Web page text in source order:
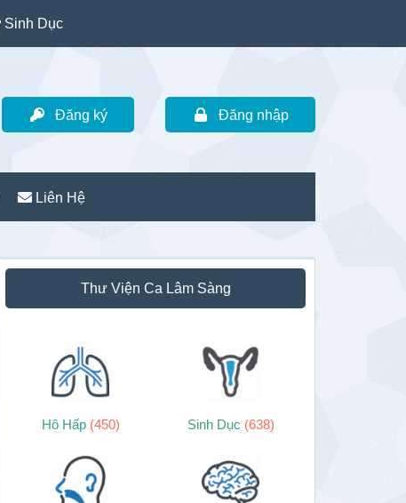
Sinh Dục
Đăng ký Đăng nhập
Liên Hệ
Sidebar
chính
Thư Viện Ca Lâm Sàng
Hô Hấp (450) Sinh Dục (638)